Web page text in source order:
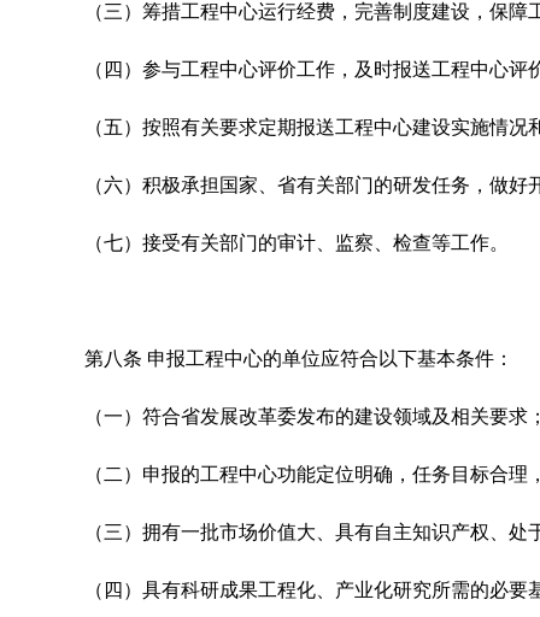
（三）筹措工程中心运行经费，完善制度建设，保障
（四）参与工程中心评价工作，及时报送工程中心评
（五）按照有关要求定期报送工程中心建设实施情况
（六）积极承担国家、省有关部门的研发任务，做
（七）接受有关部门的审计、监察、检查等工作。
第八条 申报工程中心的单位应符合以下基本条件：
（一）符合省发展改革委发布的建设领域及相关要求
（二）申报的工程中心功能定位明确，任务目标合理
（三）拥有一批市场价值大、具有自主知识产权、
（四）具有科研成果工程化、产业化研究所需的必